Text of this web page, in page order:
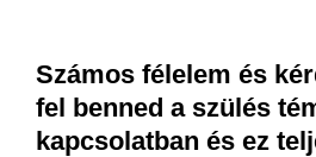
Számos félelem és
fel benned a szülés
kapcsolatban és ez